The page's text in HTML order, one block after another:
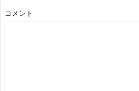
コメント